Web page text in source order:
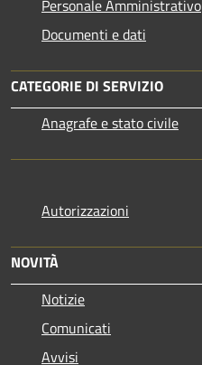
Personale Amministrativo
Documenti e dati
CATEGORIE DI SERVIZIO
Anagrafe e stato civile
Autorizzazioni
NOVITÀ
Notizie
Comunicati
Avvisi